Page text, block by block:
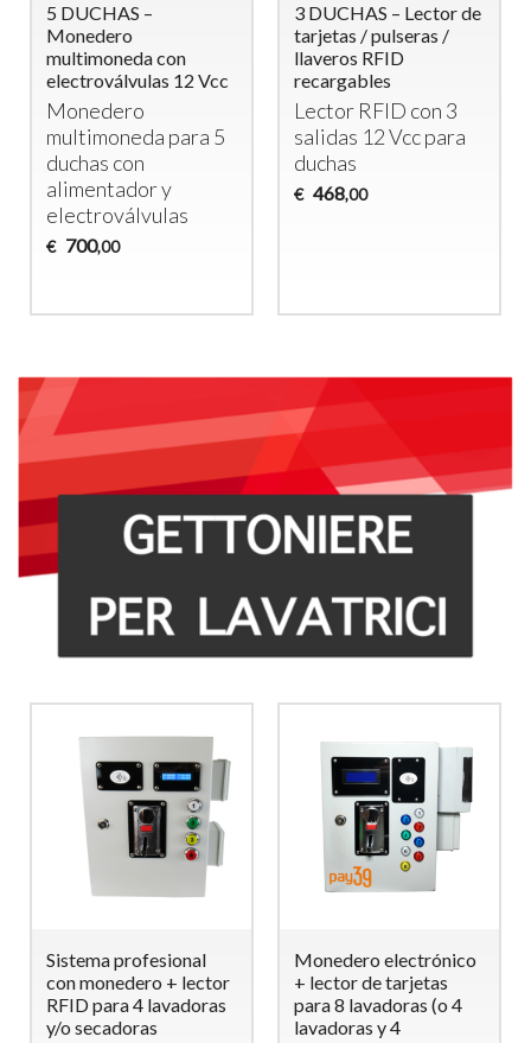
5 DUCHAS –
Monedero
multimoneda con
electroválvulas 12 Vcc
Monedero
multimoneda para 5
duchas con
alimentador y
electroválvulas
€ 700,00
3 DUCHAS – Lector de
tarjetas / pulseras /
llaveros RFID
recargables
Lector RFID con 3
salidas 12 Vcc para
duchas
€ 468,00
Sistema profesional
con monedero + lector
RFID para 4 lavadoras
y/o secadoras
Monedero electrónico
+ lector de tarjetas
para 8 lavadoras (o 4
lavadoras y 4